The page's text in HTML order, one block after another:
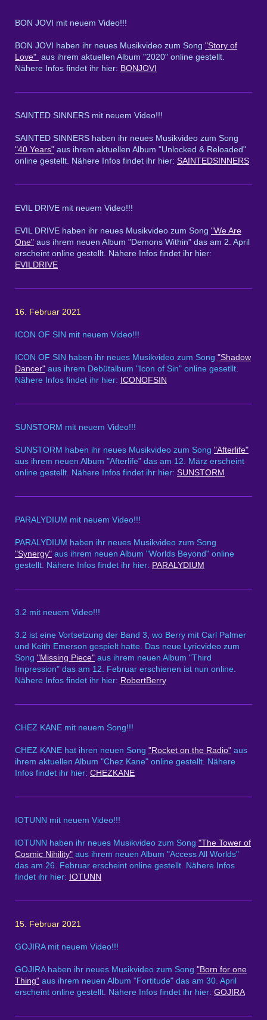
BON JOVI mit neuem Video!!!
BON JOVI haben ihr neues Musikvideo zum Song "Story of
Love" aus ihrem aktuellen Album "2020" online gestellt.
Nähere Infos findet ihr hier: BONJOVI
SAINTED SINNERS mit neuem Video!!!
SAINTED SINNERS haben ihr neues Musikvideo zum Song
"40 Years" aus ihrem aktuellen Album "Unlocked & Reloaded"
online gestellt. Nähere Infos findet ihr hier: SAINTEDSINNERS
EVIL DRIVE mit neuem Video!!!
EVIL DRIVE haben ihr neues Musikvideo zum Song "We Are
One" aus ihrem neuen Album "Demons Within" das am 2. April
erscheint online gestellt. Nähere Infos findet ihr hier:
EVILDRIVE
16. Februar 2021
ICON OF SIN mit neuem Video!!!
ICON OF SIN haben ihr neues Musikvideo zum Song "Shadow
Dancer" aus ihrem Debütalbum "Icon of Sin" online gesetllt.
Nähere Infos findet ihr hier: ICONOFSIN
SUNSTORM mit neuem Video!!!
SUNSTORM haben ihr neues Musikvideo zum Song "Afterlife"
aus ihrem neuen Album "Afterlife" das am 12. März erscheint
online gestellt. Nähere Infos findet ihr hier: SUNSTORM
PARALYDIUM mit neuem Video!!!
PARALYDIUM haben ihr neues Musikvideo zum Song
"Synergy" aus ihrem neuen Album "Worlds Beyond" online
gestellt. Nähere Infos findet ihr hier: PARALYDIUM
3.2 mit neuem Video!!!
3.2 ist eine Vortsetzung der Band 3, wo Berry mit Carl Palmer
und Keith Emerson gespielt hatte. Das neue Lyricvideo zum
Song "Missing Piece" aus ihrem neuen Album "Third
Impression" das am 12. Februar erschienen ist nun online.
Nähere Infos findet ihr hier: RobertBerry
CHEZ KANE mit neuem Song!!!
CHEZ KANE hat ihren neuen Song "Rocket on the Radio" aus
ihrem aktuellen Album "Chez Kane" online gestellt. Nähere
Infos findet ihr hier: CHEZKANE
IOTUNN mit neuem Video!!!
IOTUNN haben ihr neues Musikvideo zum Song "The Tower of
Cosmic Nihility" aus ihrem neuen Album "Access All Worlds"
das am 26. Februar erscheint online gestellt. Nähere Infos
findet ihr hier: IOTUNN
15. Februar 2021
GOJIRA mit neuem Video!!!
GOJIRA haben ihr neues Musikvideo zum Song "Born for one
Thing" aus ihrem neuen Album "Fortitude" das am 30. April
erscheint online gestellt. Nähere Infos findet ihr hier: GOJIRA